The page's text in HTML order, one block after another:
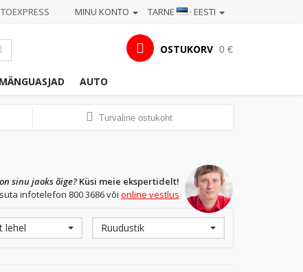
TARNE · EESTI
MINU KONTO
OSTUKORV 0 €
MÄNGUASJAD AUTO
Turvaline ostukoht
sinu jaoks õige? Küsi meie ekspertidelt!
infotelefon 800 3686 või online vestlus
lehel Ruudustik